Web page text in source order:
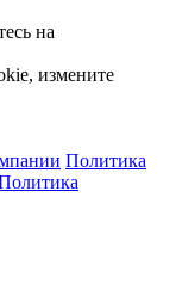
на
измените
Политика